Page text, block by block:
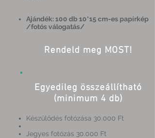
Ajándék: 100 db 10*15 cm-es papírkép
/fotós válogatás/
Rendeld meg MOST!
Egyedileg összeállítható
(minimum 4 db)
Készülődés fotózása 30.000 Ft
Jegyes fotózás 30.000 Ft